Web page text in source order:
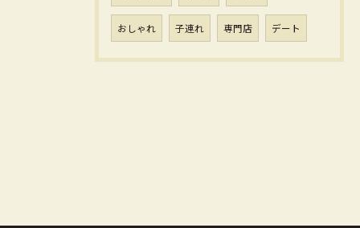
おしゃれ 子連れ 専門店 デート